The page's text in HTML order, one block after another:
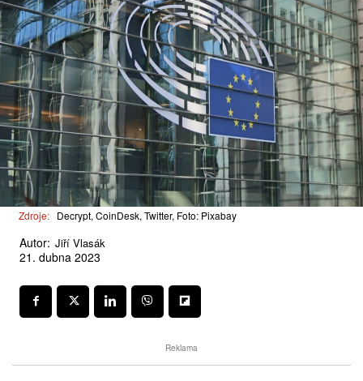
Zdroje: Decrypt, CoinDesk, Twitter, Foto: Pixabay
Autor: Jiří Vlasák
21. dubna 2023
Reklama